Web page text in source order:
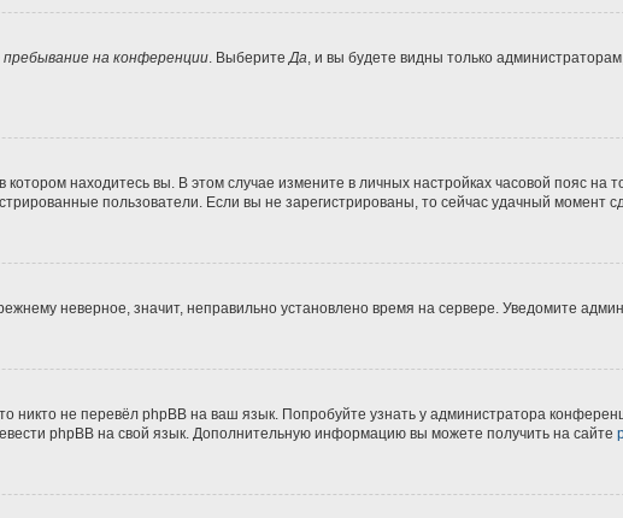
на конференции. ВыберитеДа, и вы будете видны только
находитесь вы. В этом случае измените в личных настройках часовой пояс на
пользователи. Если вы не зарегистрированы, то сейчас удачный момент
неверное, значит, неправильно установлено время на сервере. Уведомите
никто не перевёл phpBB на ваш язык. Попробуйте узнать у администратора
phpBB на свой язык. Дополнительную информацию вы можете получить на сайте